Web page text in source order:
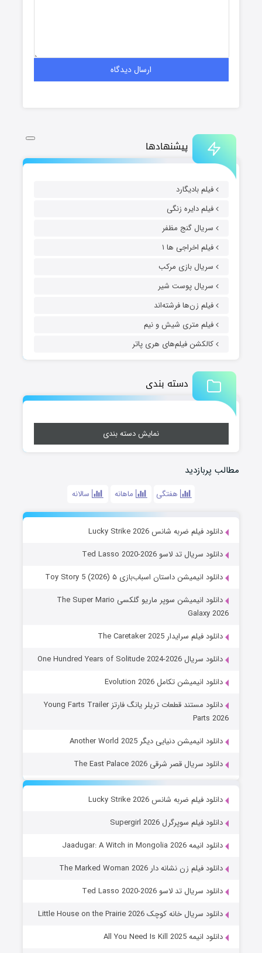
پیشنهادها
فیلم بادیگارد
فیلم دایره زنگی
سریال گنج مظفر
فیلم اخراجی ها ۱
سریال بازی مرکب
سریال پوست شیر
فیلم زن‌ها فرشته‌اند
فیلم متری شیش و نیم
کالکشن فیلم‌های هری پاتر
دسته بندی
نمایش دسته بندی
مطالب پربازدید
هفتگی ماهانه سالانه
دانلود فیلم ضربه شانس Lucky Strike 2026
دانلود سریال تد لاسو Ted Lasso 2020-2026
دانلود انیمیشن داستان اسباب‌بازی ۵ Toy Story 5 (2026)
دانلود انیمیشن سوپر ماریو گلکسی The Super Mario
Galaxy 2026
دانلود فیلم سرایدار The Caretaker 2025
دانلود سریال One Hundred Years of Solitude 2024-2026
دانلود انیمیشن تکامل Evolution 2026
دانلود مستند قطعات تریلر یانگ فارتز Young Farts Trailer
Parts 2026
دانلود انیمیشن دنیایی دیگر Another World 2025
دانلود سریال قصر شرقی The East Palace 2026
دانلود فیلم ضربه شانس Lucky Strike 2026
دانلود فیلم سوپرگرل Supergirl 2026
دانلود انیمه Jaadugar: A Witch in Mongolia 2026
دانلود فیلم زن نشانه دار The Marked Woman 2026
دانلود سریال تد لاسو Ted Lasso 2020-2026
دانلود سریال خانه کوچک Little House on the Prairie 2026
دانلود انیمه All You Need Is Kill 2025